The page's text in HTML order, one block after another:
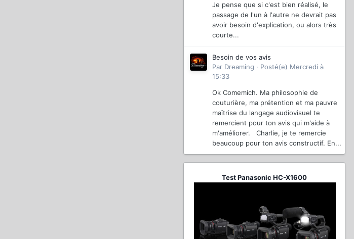
Je pense que si c'est bien réalisé, le
passage de l'un à l'autre ne devrait pas
avoir besoin d'explication, ou alors très
courte...
Besoin de vos avis
Par Dreaming · Posté(e) Mercredi à
15:33
Ok Comemich. Ma philosophie de
couturière, ma prétention et ma pauvre
maîtrise du langage audiovisuel te
remercient pour ton avis qui m'aide à
m'améliorer. Charlie, je te remercie
beaucoup pour ton avis constructif. En...
Test Panasonic HC-X1600